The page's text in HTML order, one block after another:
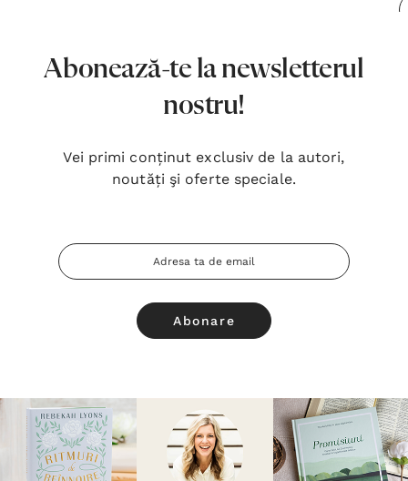
Abonează-te la newsletterul
nostru!
Vei primi conținut exclusiv de la autori,
noutăți şi oferte speciale.
Adresa
Email